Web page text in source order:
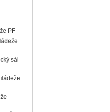
PF
sál